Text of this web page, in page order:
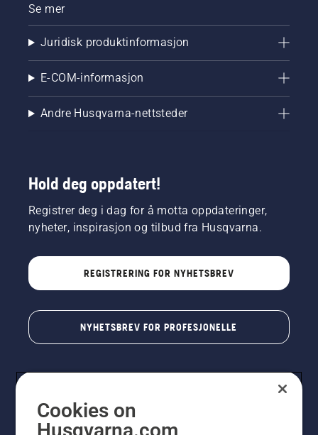
Se mer
Juridisk produktinformasjon
E-COM-informasjon
Andre Husqvarna-nettsteder
Hold deg oppdatert!
Registrer deg i dag for å motta oppdateringer,
nyheter, inspirasjon og tilbud fra Husqvarna.
REGISTRERING FOR NYHETSBREV
NYHETSBREV FOR PROFESJONELLE
Cookies on